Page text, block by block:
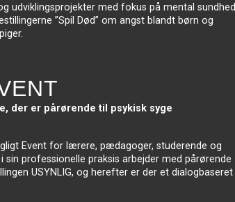
udviklingsprojekter med fokus på mental sundhed
”Spil Død” om angst blandt børn og
der er pårørende til psykisk syge
Event for lærere, pædagoger, studerende og
professionelle praksis arbejder med pårørende
USYNLIG, og herefter er der et dialogbaseret